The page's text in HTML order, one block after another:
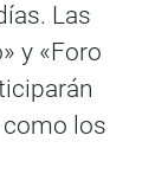
Las
y «Foro
como los